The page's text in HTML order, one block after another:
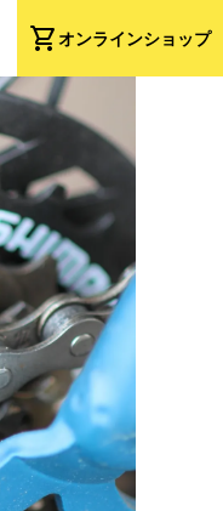
shopping_cartオンラインショップ